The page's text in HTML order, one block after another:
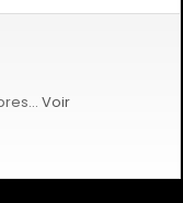
Voir